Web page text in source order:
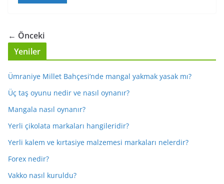
← Önceki
Yeniler
Ümraniye Millet Bahçesi’nde mangal yakmak yasak mı?
Üç taş oyunu nedir ve nasıl oynanır?
Mangala nasıl oynanır?
Yerli çikolata markaları hangileridir?
Yerli kalem ve kırtasiye malzemesi markaları nelerdir?
Forex nedir?
Vakko nasıl kuruldu?